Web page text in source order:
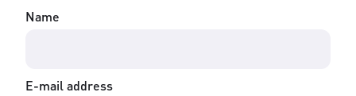
Name
E-mail address